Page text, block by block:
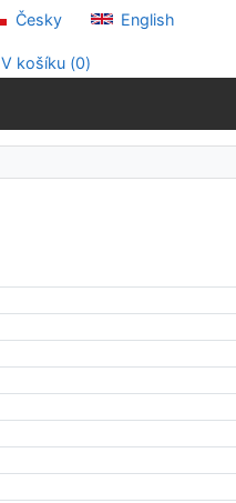
Česky English
V košíku (0)